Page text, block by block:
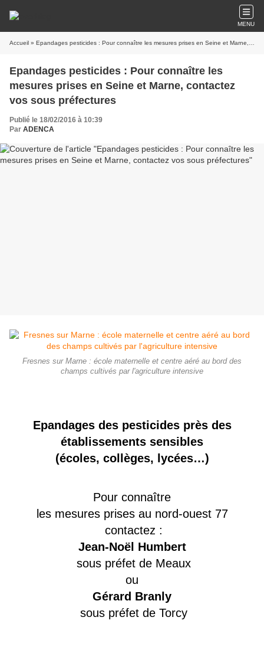
MENU
Accueil » Epandages pesticides : Pour connaître les mesures prises en Seine et Marne, contactez vos sous préfectures
Epandages pesticides : Pour connaître les
mesures prises en Seine et Marne, contactez
vos sous préfectures
Publié le 18/02/2016 à 10:39
Par ADENCA
Fresnes sur Marne : école maternelle et centre aéré au bord des
champs cultivés par l'agriculture intensive
Epandages des pesticides près des
établissements sensibles
(écoles, collèges, lycées…)
Pour connaître
les mesures prises au nord-ouest 77
contactez :
Jean-Noël Humbert
sous préfet de Meaux
ou
Gérard Branly
sous préfet de Torcy